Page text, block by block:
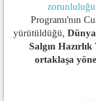
zorunluluğu
Programı'nın
yürütüldüğü,
Salgın
ortaklaşa